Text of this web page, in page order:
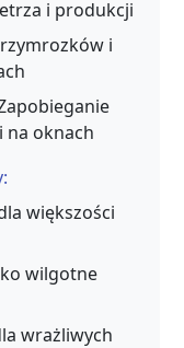
i produkcji
i
na oknach
większości
wilgotne
wrażliwych